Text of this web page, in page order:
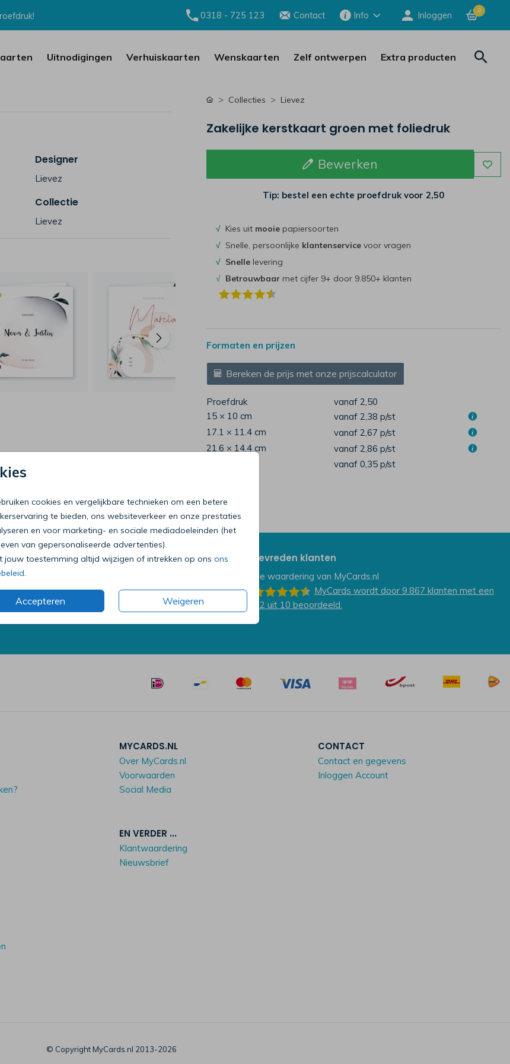
0318 - 725 123 Contact Info Inloggen 0
Uitnodigingen Verhuiskaarten Wenskaarten Zelf ontwerpen Extra producten
cookies en vergelijkbare technieken om een betere
te bieden, ons websiteverkeer en onze prestaties
en voor marketing- en sociale mediadoeleinden (het
van gepersonaliseerde advertenties).
jouw toestemming altijd wijzigen of intrekken op ons ons
Accepteren Weigeren
Designer
Lievez
Collectie
Lievez
Collecties Lievez
Zakelijke kerstkaart groen met foliedruk
Bewerken
Tip: bestel een echte proefdruk voor2,50
√Kies uit mooie papiersoorten
√Snelle, persoonlijke klantenservicevoor vragen
√ Snellelevering
√ Betrouwbaarmet cijfer 9+ door 9.850+ klanten
Formaten en prijzen
Bereken de prijs met onze prijscalculator
Proefdruk
vanaf 2,50
15 × 10 cm
vanaf 2,38 p/st
17.1 × 11.4 cm
vanaf 2,67 p/st
21.6 × 14.4 cm
vanaf 2,86 p/st
vanaf 0,35 p/st
onze klantenservice
- 72 51 23
werkdagen van 09:00 tot 18:00 uur
mag ook:klantenservice@mycards.nl
Tevreden klanten
De waardering van MyCards.nl
MyCards wordt door 9.867 klanten met een
9.2 uit 10 beoordeeld.
MYCARDS.NL
Over MyCards.nl
Voorwaarden
Social Media
EN VERDER ...
Klantwaardering
Nieuwsbrief
CONTACT
Contact en gegevens
Inloggen Account
© Copyright MyCards.nl 2013-2026